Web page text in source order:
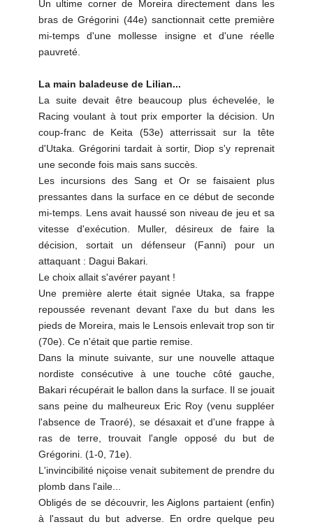
Un ultime corner de Moreira directement dans les
bras de Grégorini (44e) sanctionnait cette première
mi-temps d'une mollesse insigne et d'une réelle
pauvreté.
La main baladeuse de Lilian...
La suite devait être beaucoup plus échevelée, le
Racing voulant à tout prix emporter la décision. Un
coup-franc de Keita (53e) atterrissait sur la tête
d'Utaka. Grégorini tardait à sortir, Diop s'y reprenait
une seconde fois mais sans succès.
Les incursions des Sang et Or se faisaient plus
pressantes dans la surface en ce début de seconde
mi-temps. Lens avait haussé son niveau de jeu et sa
vitesse d'exécution. Muller, désireux de faire la
décision, sortait un défenseur (Fanni) pour un
attaquant : Dagui Bakari.
Le choix allait s'avérer payant !
Une première alerte était signée Utaka, sa frappe
repoussée revenant devant l'axe du but dans les
pieds de Moreira, mais le Lensois enlevait trop son tir
(70e). Ce n'était que partie remise.
Dans la minute suivante, sur une nouvelle attaque
nordiste consécutive à une touche côté gauche,
Bakari récupérait le ballon dans la surface. Il se jouait
sans peine du malheureux Eric Roy (venu suppléer
l'absence de Traoré), se désaxait et d'une frappe à
ras de terre, trouvait l'angle opposé du but de
Grégorini. (1-0, 71e).
L'invincibilité niçoise venait subitement de prendre du
plomb dans l'aile...
Obligés de se découvrir, les Aiglons partaient (enfin)
à l'assaut du but adverse. En ordre quelque peu